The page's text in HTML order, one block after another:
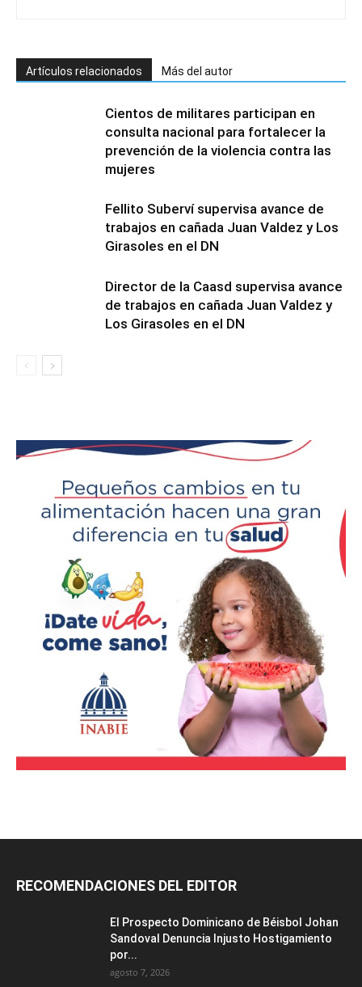
Artículos relacionados Más del autor
Cientos de militares participan en
consulta nacional para fortalecer la
prevención de la violencia contra las
mujeres
Fellito Suberví supervisa avance de
trabajos en cañada Juan Valdez y Los
Girasoles en el DN
Director de la Caasd supervisa avance
de trabajos en cañada Juan Valdez y
Los Girasoles en el DN
RECOMENDACIONES DEL EDITOR
El Prospecto Dominicano de Béisbol Johan
Sandoval Denuncia Injusto Hostigamiento
por...
agosto 7, 2026